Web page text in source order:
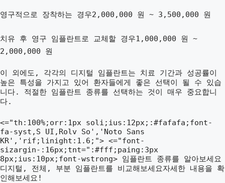
영구적으로 장착하는 경우2,000,000 원 ~ 3,500,000 원
치유 후 영구 임플란트로 교체할 경우1,000,000 원 ~
2,000,000 원
이 외에도, 각각의 디지털 임플란트는 치료 기간과 성공률이
높은 특성을 가지고 있어 환자들에게 좋은 선택이 될 수 있습
니다. 적절한 임플란트 종류를 선택하는 것이 매우 중요합니
다.
<="th:100%;orr:1px soli;ius:12px;:#fafafa;font-
fa-syst,S UI,Rolv So','Noto Sans
KR','rif;linight:1.6;"> <="font-
sizargin-:16px;tnt=":#fff;paing:3px
8px;ius:10px;font-wstrong> 임플란트 종류를 알아보세요
디지털, 전체, 부분 임플란트를 비교해보세요자세한 내용을 확
인해보세요!